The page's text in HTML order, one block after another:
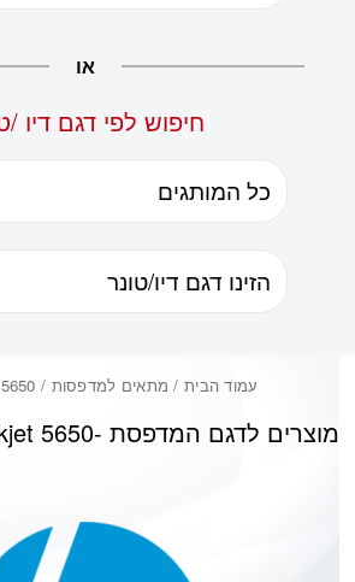
או
חיפוש לפי דגם דיו /
עמוד הבית / מתאים למדפסות / Hp Deskjet 5650
5650מוצרים לדגם המדפסת -